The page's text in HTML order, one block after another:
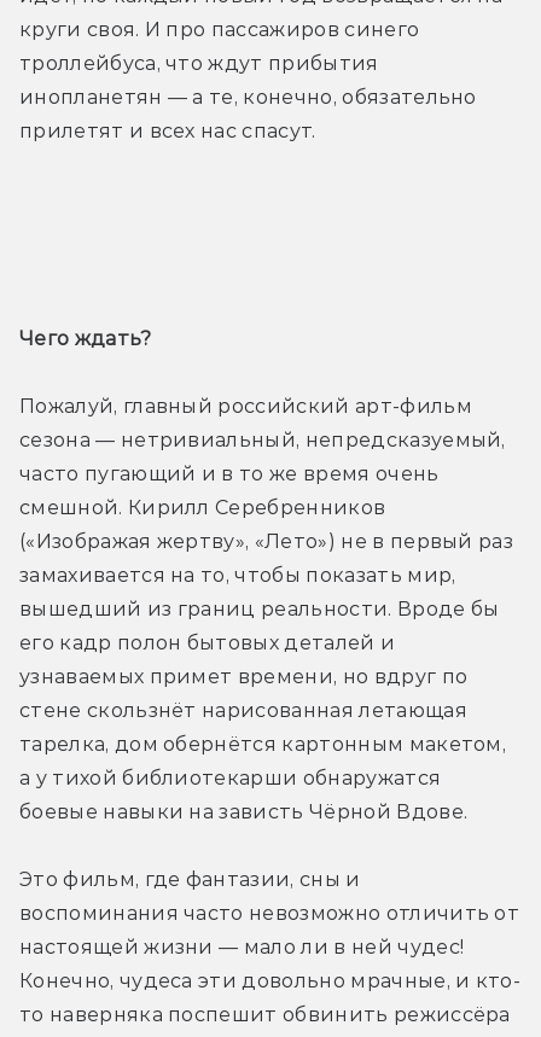
круги своя. И про пассажиров синего
троллейбуса, что ждут прибытия
инопланетян — а те, конечно, обязательно
прилетят и всех нас спасут.
Чего ждать?
Пожалуй, главный российский арт-фильм
сезона — нетривиальный, непредсказуемый,
часто пугающий и в то же время очень
смешной. Кирилл Серебренников
(«Изображая жертву», «Лето») не в первый раз
замахивается на то, чтобы показать мир,
вышедший из границ реальности. Вроде бы
его кадр полон бытовых деталей и
узнаваемых примет времени, но вдруг по
стене скользнёт нарисованная летающая
тарелка, дом обернётся картонным макетом,
а у тихой библиотекарши обнаружатся
боевые навыки на зависть Чёрной Вдове.
Это фильм, где фантазии, сны и
воспоминания часто невозможно отличить от
настоящей жизни — мало ли в ней чудес!
Конечно, чудеса эти довольно мрачные, и кто-
то наверняка поспешит обвинить режиссёра